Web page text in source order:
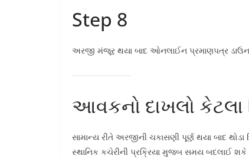
Step 8
અરજી મંજૂર થયા બાદ ઓનલાઈન પ્રમાણપત્ર
આવકનો દાખલો કેટલા
સામાન્ય રીતે અરજીની ચકાસણી પૂર્ણ થયા બાદ
સ્થાનિક કચેરીની પ્રક્રિયા મુજબ સમય બદલાઈ